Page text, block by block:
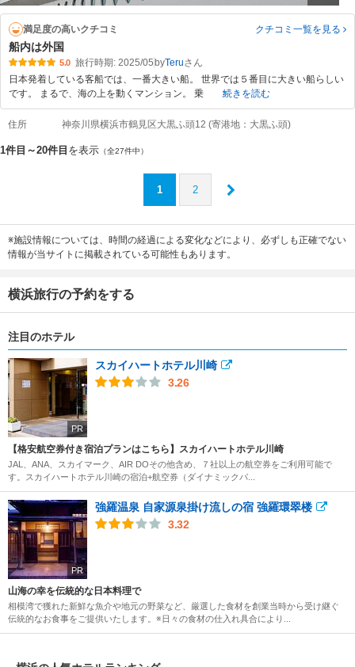
満足度の高いクチコミ クチコミ一覧を見る
船内は外国
5.0 旅行時期: 2025/05 byTeru
日本発着している客船では、一番大きい船。 世界では５番目に大きい船らしい
です。 まるで、海の上を動くマンション。 乗
続きを読む
住所 神奈川県横浜市鶴見区大黒ふ頭12 (寄港地：大黒ふ頭)
1件目～20件目 を表示 （全27件中）
1 2
※施設情報については、時間の経過による変化などにより、必ずしも正確でない
情報が当サイトに掲載されている可能性もあります。
横浜旅行の予約をする
注目のホテル
PR
スカイハートホテル川崎
3.26
【格安航空券付き宿泊プランはこちら】スカイハートホテル川崎
JAL、ANA、スカイマーク、AIR DOその他含め、７社以上の航空券をご利用可能で
す。スカイハートホテル川崎の宿泊+航空券（ダイナミックパ...
PR
強羅温泉 自家源泉掛け流しの宿 強羅環翠楼
3.32
山海の幸を伝統的な日本料理で
相模湾で獲れた新鮮な魚介や地元の野菜など、厳選した食材を創業当時から受け継ぐ
伝統的なお食事をご提供いたします。※日々の食材の仕入れ具合により...